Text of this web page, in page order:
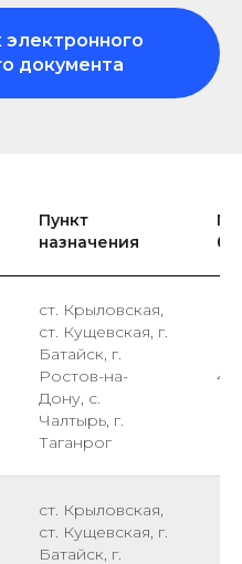
электронного
документа
Пункт
назначения
ст. Крыловская,
ст. Кущевская, г.
Батайск, г.
Ростов-на-
Дону, с.
Чалтырь, г.
Таганрог
ст. Крыловская,
ст. Кущевская, г.
Батайск, г.